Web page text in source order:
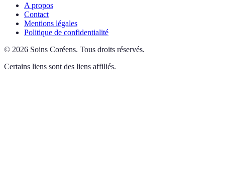
A propos
Contact
Mentions légales
Politique de confidentialité
© 2026 Soins Coréens. Tous droits réservés.
Certains liens sont des liens affiliés.